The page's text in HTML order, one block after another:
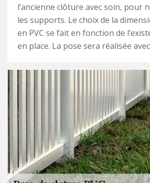
l’ancienne clôture avec soin, pour
les supports. Le choix de la
en PVC se fait en fonction de
en place. La pose sera réalisée